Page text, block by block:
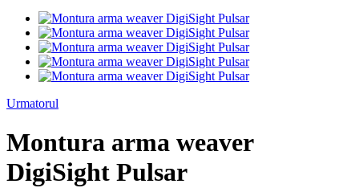
Urmatorul
Montura arma weaver
DigiSight Pulsar